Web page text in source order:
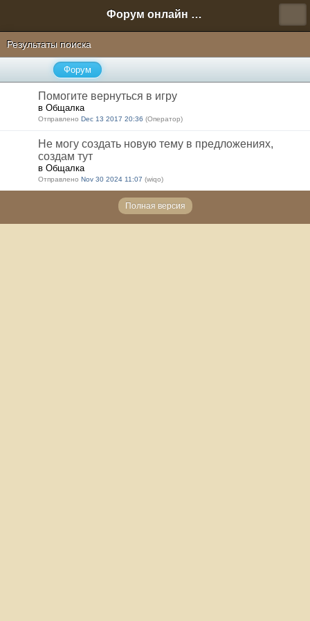
Форум онлайн игры "Новая Эра" (Нюра Биз)
Результаты поиска
Форум
Помогите вернуться в игру
в Общалка
Отправлено Dec 13 2017 20:36 (Оператор)
Не могу создать новую тему в предложениях,
создам тут
в Общалка
Отправлено Nov 30 2024 11:07 (wiqo)
Полная версия